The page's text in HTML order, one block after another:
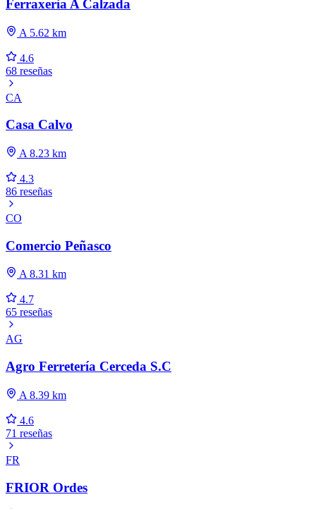
Ferraxeria A Calzada
A 5.62 km
4.6
68 reseñas
CA
Casa Calvo
A 8.23 km
4.3
86 reseñas
CO
Comercio Peñasco
A 8.31 km
4.7
65 reseñas
AG
Agro Ferretería Cerceda S.C
A 8.39 km
4.6
71 reseñas
FR
FRIOR Ordes